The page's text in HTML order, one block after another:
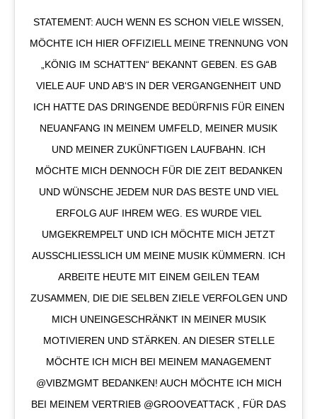
STATEMENT: AUCH WENN ES SCHON VIELE WISSEN,
MÖCHTE ICH HIER OFFIZIELL MEINE TRENNUNG VON
„KÖNIG IM SCHATTEN“ BEKANNT GEBEN. ES GAB
VIELE AUF UND AB‘S IN DER VERGANGENHEIT UND
ICH HATTE DAS DRINGENDE BEDÜRFNIS FÜR EINEN
NEUANFANG IN MEINEM UMFELD, MEINER MUSIK
UND MEINER ZUKÜNFTIGEN LAUFBAHN. ICH
MÖCHTE MICH DENNOCH FÜR DIE ZEIT BEDANKEN
UND WÜNSCHE JEDEM NUR DAS BESTE UND VIEL
ERFOLG AUF IHREM WEG. ES WURDE VIEL
UMGEKREMPELT UND ICH MÖCHTE MICH JETZT
AUSSCHLIESSLICH UM MEINE MUSIK KÜMMERN. ICH A
RBEITE HEUTE MIT EINEM GEILEN TEAM Z
USAMMEN, DIE DIE SELBEN ZIELE VERFOLGEN UND M
ICH UNEINGESCHRÄNKT IN MEINER MUSIK M
OTIVIEREN UND STÄRKEN. AN DIESER STELLE M
ÖCHTE ICH MICH BEI MEINEM MANAGEMENT @
VIBZMGMT BEDANKEN! AUCH MÖCHTE ICH MICH B
EI MEINEM VERTRIEB @GROOVEATTACK , FÜR DAS V